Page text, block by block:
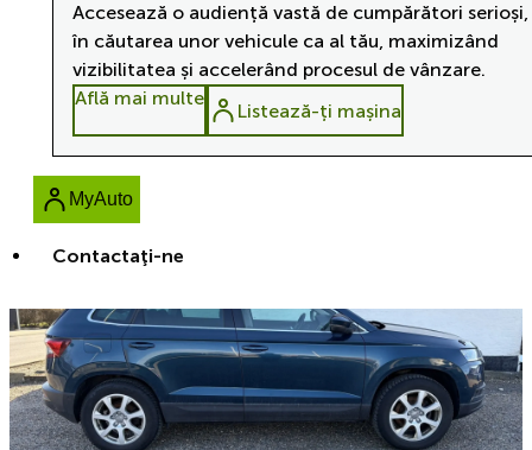
Contactaţi-ne
Accesează o audiență vastă de cumpărători
în căutarea unor vehicule ca al tău, maximizând
vizibilitatea și accelerând procesul de vânzare.
Află mai multe
Listează-ți mașina
MyAuto